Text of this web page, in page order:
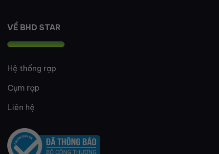
VỀ BHD STAR
Hệ thống rạp
Cụm rạp
Liên hệ